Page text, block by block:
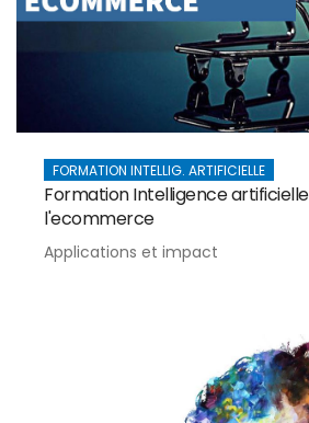
FORMATION INTELLIG. ARTIFICIELLE
Formation Intelligence
l'ecommerce
Applications et impact